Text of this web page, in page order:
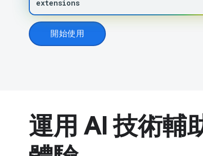
extensions
開始使用
運用 AI 技術輔